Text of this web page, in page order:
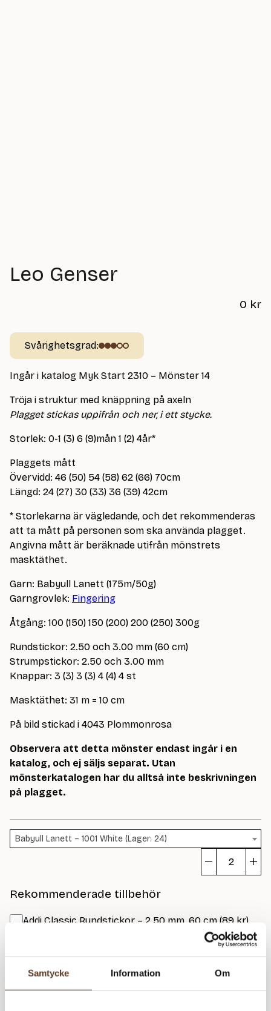
Samtycke Information Om
Leo Genser
0 kr
Svårighetsgrad:
Ingår i katalog Myk Start 2310 – Mönster 14
Tröja i struktur med knäppning på axeln
Plagget stickas uppifrån och ner, i ett stycke.
Storlek: 0-1 (3) 6 (9)mån 1 (2) 4år*
Plaggets mått
Övervidd: 46 (50) 54 (58) 62 (66) 70cm
Längd: 24 (27) 30 (33) 36 (39) 42cm
* Storlekarna är vägledande, och det rekommenderas
att ta mått på personen som ska använda plagget.
Angivna mått är beräknade utifrån mönstrets
masktäthet.
Garn: Babyull Lanett (175m/50g)
Garngrovlek: Fingering
Åtgång: 100 (150) 150 (200) 200 (250) 300g
Rundstickor: 2.50 och 3.00 mm (60 cm)
Strumpstickor: 2.50 och 3.00 mm
Knappar: 3 (3) 3 (3) 4 (4) 4 st
Masktäthet: 31 m = 10 cm
På bild stickad i 4043 Plommonrosa
Observera att detta mönster endast ingår i en
katalog, och ej säljs separat. Utan
mönsterkatalogen har du alltså inte beskrivningen
på plagget.
Babyull Lanett – 1001 White (Lager: 24)
Rekommenderade tillbehör
Addi Classic Rundstickor – 2.50 mm, 60 cm (89 kr)
Addi Classic Rundstickor – 3.00 mm, 60 cm (89 kr)
Strumpstickor Zing – 3.00 mm, 15 cm (74 kr)